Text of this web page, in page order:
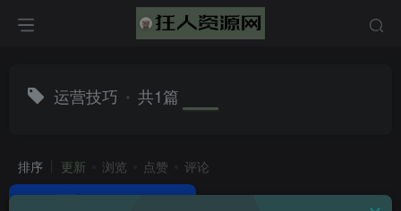
运营技巧 共1篇
排序 更新 浏览 点赞 评论